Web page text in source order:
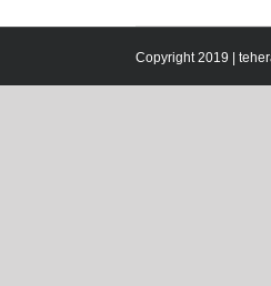
Copyright 2019 |